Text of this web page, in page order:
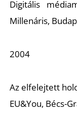
Digitális
Millenáris,
2004
Az elfelejtett
EU&You, Bécs-